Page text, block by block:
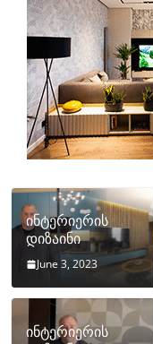
ინტერიერის
დიზაინი
June 3, 2023
ინტერიერის